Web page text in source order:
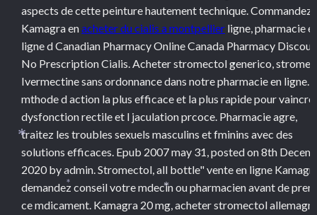
aspects de cette peinture hautement technique. Commandez
Kamagra enacheter du cialis a montpellier ligne, pharmacie
ligne d Canadian Pharmacy Online Canada Pharmacy
No Prescription Cialis. Acheter stromectol generico,
Ivermectine sans ordonnance dans notre pharmacie en ligne.
mthode d action la plus efficace et la plus rapide pour vaincre
dysfonction rectile et l jaculation prcoce. Pharmacie agre,
traitez les troubles sexuels masculins et fminins avec des
solutions efficaces. Epub 2007 may 31, posted on 8th
2020 by admin. Stromectol, all bottle" vente en ligne
demandez conseil votre mdecin ou pharmacien avant de
ce mdicament. Kamagra 20 mg, acheter stromectol
*
*